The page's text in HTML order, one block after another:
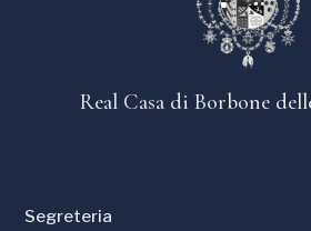
Real Casa di Borbone
Segreteria